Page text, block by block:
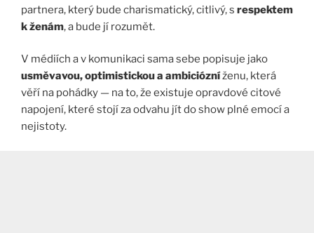
partnera, který bude charismatický, citlivý, s respektem
k ženám, a bude jí rozumět.
V médiích a v komunikaci sama sebe popisuje jako
usměvavou, optimistickou a ambiciózníženu, která
věří na pohádky — na to, že existuje opravdové citové
napojení, které stojí za odvahu jít do show plné emocí a
nejistoty.